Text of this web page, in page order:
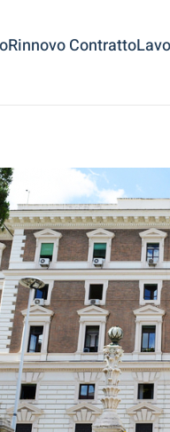
Rinnovo Contratto